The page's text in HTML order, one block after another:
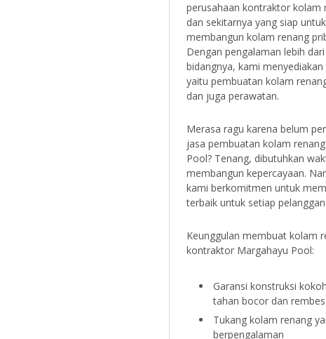
perusahaan kontraktor kolam
dan sekitarnya yang siap
membangun kolam renang
Dengan pengalaman lebih
bidangnya, kami
yaitu pembuatan kolam
dan juga perawatan.
Merasa ragu karena belum
jasa pembuatan kolam
Pool? Tenang, dibutuhkan
membangun kepercayaan.
kami berkomitmen untuk
terbaik untuk setiap pelanggan.
Keunggulan membuat kolam
kontraktor Margahayu Pool:
Garansi konstruksi
tahan bocor dan
Tukang kolam renang
berpengalaman